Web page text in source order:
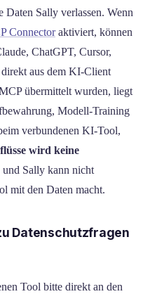
Daten Sally verlassen. Wenn
Connectoraktiviert, können
ChatGPT, Cursor,
aus dem KI-Client
übermittelt wurden, liegt
Modell-Training
verbundenen KI-Tool,
wird keine
und Sally kann nicht
mit den Daten macht.
Datenschutzfragen
Tool bitte direkt an den